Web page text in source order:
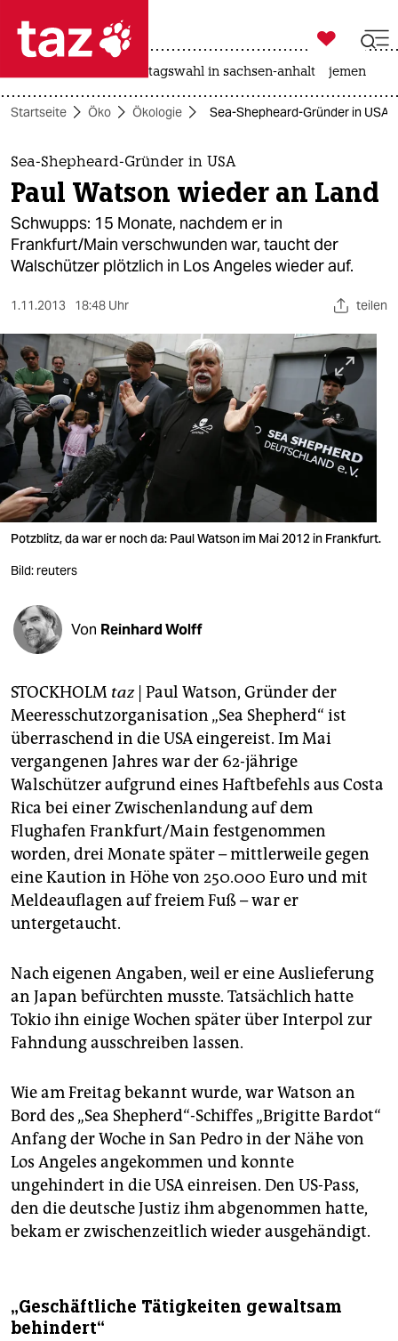
 taz zahl ich
taz zahl ich
themen
politik
öko
gesellschaft
sport
berlin
nord
wahrheit
verlag
shop
fragen & hilfe
unterstützen
abo
genossenschaft
epaper login

taz zahl ich
landtagswahl in sachsen-anhalt jemen
Startseite Öko Ökologie Sea-Shepheard-Gründer in USA:
Sea-Shepheard-Gründer in USA
Paul Watson wieder an Land
Schwupps: 15 Monate, nachdem er in
Frankfurt/Main verschwunden war, taucht der
Walschützer plötzlich in Los Angeles wieder auf.
1.11.2013 18:48 Uhr teilen
Potzblitz, da war er noch da: Paul Watson im Mai 2012 in Frankfurt.
Bild: reuters
Von Reinhard Wolff
STOCKHOLM taz| Paul Watson, Gründer der
Meeresschutzorganisation „Sea Shepherd“ ist
überraschend in die USA eingereist. Im Mai
vergangenen Jahres war der 62-jährige
Walschützer aufgrund eines Haftbefehls aus Costa
Rica bei einer Zwischenlandung auf dem
Flughafen Frankfurt/Main festgenommen
worden, drei Monate später – mittlerweile gegen
eine Kaution in Höhe von 250.000 Euro und mit
Meldeauflagen auf freiem Fuß – war er
untergetaucht.
Nach eigenen Angaben, weil er eine Auslieferung
an Japan befürchten musste. Tatsächlich hatte
Tokio ihn einige Wochen später über Interpol zur
Fahndung ausschreiben lassen.
Wie am Freitag bekannt wurde, war Watson an
Bord des „Sea Shepherd“-Schiffes „Brigitte Bardot“
Anfang der Woche in San Pedro in der Nähe von
Los Angeles angekommen und konnte
ungehindert in die USA einreisen. Den US-Pass,
den die deutsche Justiz ihm abgenommen hatte,
bekam er zwischenzeitlich wieder ausgehändigt.
„Geschäftliche Tätigkeiten gewaltsam
behindert“